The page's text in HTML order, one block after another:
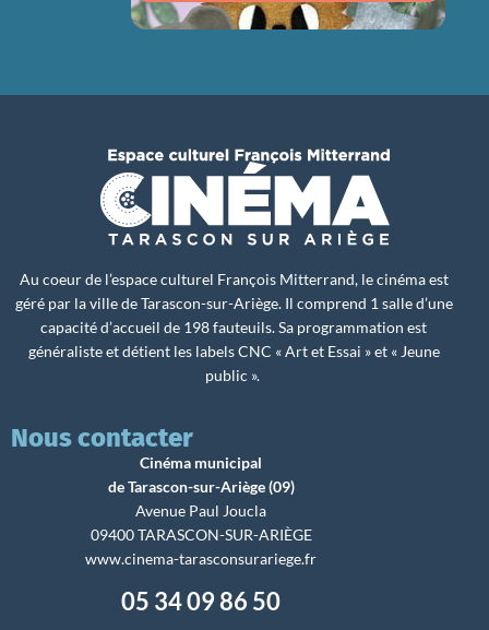
Au coeur de l’espace culturel François Mitterrand, le cinéma est
géré par la ville de Tarascon-sur-Ariège. Il comprend 1 salle d’une
capacité d’accueil de 198 fauteuils. Sa programmation est
généraliste et détient les labels CNC « Art et Essai » et « Jeune
public ».
Nous contacter
Cinéma municipal
de Tarascon-sur-Ariège (09)
Avenue Paul Joucla
09400 TARASCON-SUR-ARIÈGE
www.cinema-tarasconsurariege.fr
05 34 09 86 50